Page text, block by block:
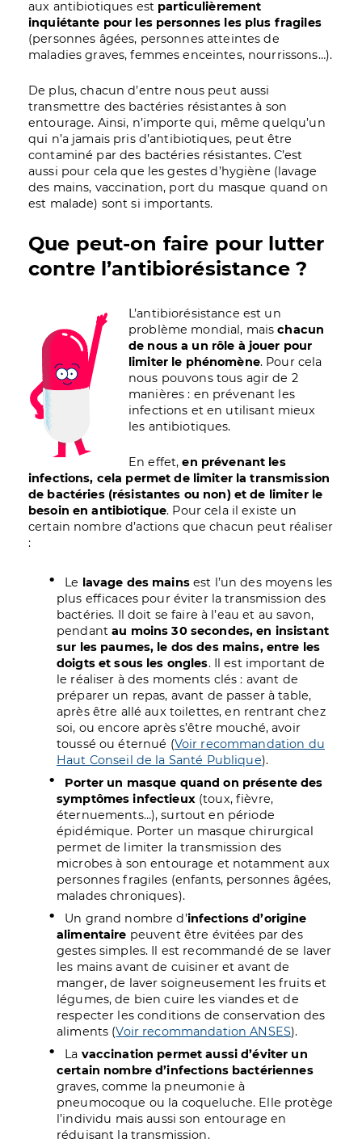
aux antibiotiques est particulièrement
inquiétante pour les personnes les plus fragiles
(personnes âgées, personnes atteintes de
maladies graves, femmes enceintes, nourrissons…).
De plus, chacun d’entre nous peut aussi
transmettre des bactéries résistantes à son
entourage. Ainsi, n’importe qui, même quelqu’un
qui n’a jamais pris d’antibiotiques, peut être
contaminé par des bactéries résistantes. C’est
aussi pour cela que les gestes d’hygiène (lavage
des mains, vaccination, port du masque quand on
est malade) sont si importants.
Que peut-on faire pour lutter
contre l’antibiorésistance ?
L’antibiorésistance est un
problème mondial, maischacun
de nous a un rôle à jouer pour
limiter le phénomène. Pour cela
nous pouvons tous agir de 2
manières : en prévenant les
infections et en utilisant mieux
les antibiotiques.
En effet,en prévenant les
infections, cela permet de limiter la transmission
de bactéries (résistantes ou non) et de limiter le
besoin en antibiotique. Pour cela il existe un
certain nombre d’actions que chacun peut réaliser
:
Le lavage des mainsest l’un des moyens les
plus efficaces pour éviter la transmission des
bactéries. Il doit se faire à l’eau et au savon,
pendantau moins 30 secondes, en insistant
sur les paumes, le dos des mains, entre les
doigts et sous les ongles. Il est important de
le réaliser à des moments clés : avant de
préparer un repas, avant de passer à table,
après être allé aux toilettes, en rentrant chez
soi, ou encore après s’être mouché, avoir
toussé ou éternué (Voir recommandation du
Haut Conseil de la Santé Publique).
Porter un masque quand on présente des
symptômes infectieux(toux, fièvre,
éternuements…), surtout en période
épidémique. Porter un masque chirurgical
permet de limiter la transmission des
microbes à son entourage et notamment aux
personnes fragiles (enfants, personnes âgées,
malades chroniques).
Un grand nombre d’infections d’origine
alimentaire peuvent être évitées par des
gestes simples. Il est recommandé de se laver
les mains avant de cuisiner et avant de
manger, de laver soigneusement les fruits et
légumes, de bien cuire les viandes et de
respecter les conditions de conservation des
aliments (Voir recommandation ANSES).
La vaccination permet aussi d’éviter un
certain nombre d’infections bactériennes
graves, comme la pneumonie à
pneumocoque ou la coqueluche. Elle protège
l’individu mais aussi son entourage en
réduisant la transmission.